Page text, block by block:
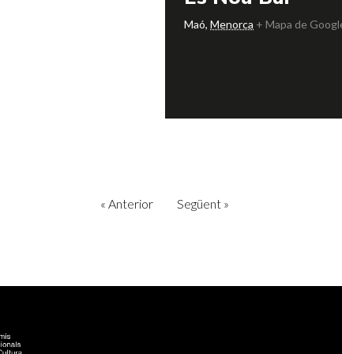
Maó, Menorca + Mapa de
« Anterior Següent »